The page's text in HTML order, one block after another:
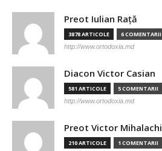
Preot Iulian Raţă
3878 ARTICOLE 6 COMENTARII
http://www.ortodoxia.md
Diacon Victor Casian
581 ARTICOLE 5 COMENTARII
http://www.ortodoxia.md
Preot Victor Mihalachi
210 ARTICOLE 1 COMENTARII